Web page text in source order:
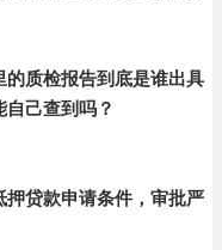
的质检报告到底是谁出具
自己查到吗？
押贷款申请条件，审批严